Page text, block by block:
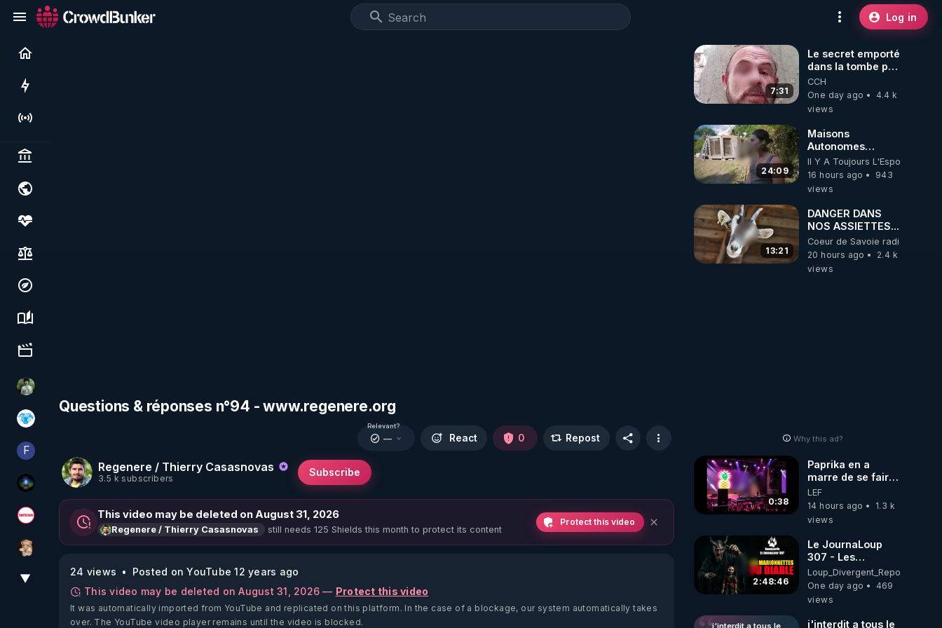
Log in
Live
Politics & institutions
Society, justice & freedoms
Economy, environment & technology
Science, history & spirituality
Culture, media & entertainment
Sonmi-877
A.D.N.M
FFinalscape
WakeUp
Magazine Nexus
DataCenter
▼
Questions & réponses n°94 - www.regenere.org
Regenere / Thierry Casasnovas
3.5 k subscribers
Subscribe
Relevant?
— React 0 Repost
This video may be deleted on August 31, 2026
Regenere / Thierry Casasnovas still needs 125 Shields this month to protect its content
Protect this video
24 views
Posted on YouTube 12 years ago
This video may be deleted on August 31, 2026 — Protect this video
It was automatically imported from YouTube and replicated on this platform. In the case of a blockage, our system automatically takes
over. The YouTube video player remains until the video is blocked.
7:31
Le secret emporté
dans la tombe par
le Commandant
Cousteau le 25
juin 1997
CCH
One day ago
4.4 k
views
24:09
Maisons
Autonomes
Démontables (et
c'est légal). Visite
éco village en
Il Y A Toujours L'Espoir
16 hours ago
943
views
13:21
DANGER DANS
NOS ASSIETTES...
Coeur de Savoie radioweb TV
20 hours ago
2.4 k
views
Why this ad?
0:38
Paprika en a
marre de se faire
interdire de
spectacle. Elle
décide donc de
LEF
14 hours ago
1.3 k
views
2:48:46
Le JournaLoup
307 - Les
Marionnettes du
Diable - Loup
Divergent
Loup_Divergent_Reposts
One day ago
469
views
j'interdit a tous le
j'interdit a tous le